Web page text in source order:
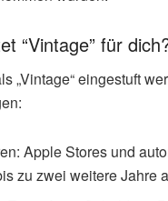
“Vintage” für
„Vintage“ eingestuft
Apple Stores und
zu zwei weitere Jahre